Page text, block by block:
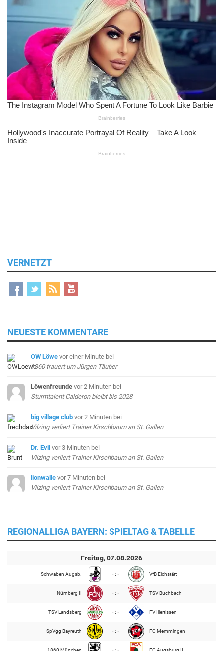
VERNETZT
NEUESTE KOMMENTARE
OW Löwe vor einer Minute bei
1860 trauert um Jürgen Täuber
Löwenfreunde vor 2 Minuten bei
Sturmtalent Calderon bleibt bis 2028
big village club vor 2 Minuten bei
Vilzing verliert Trainer Kirschbaum an St. Gallen
Dr. Evil vor 3 Minuten bei
Vilzing verliert Trainer Kirschbaum an St. Gallen
lionwalle vor 7 Minuten bei
Vilzing verliert Trainer Kirschbaum an St. Gallen
REGIONALLIGA BAYERN: SPIELTAG & TABELLE
Freitag, 07.08.2026
Schwaben Augsb. - : - VfB Eichstätt
Nürnberg II - : - TSV Buchbach
TSV Landsberg - : - FV Illertissen
SpVgg Bayreuth - : - FC Memmingen